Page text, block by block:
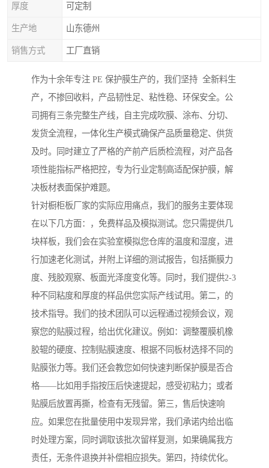
厚度 可定制
生产地 山东德州
销售方式 工厂直销
作为十余年专注 PE 保护膜生产的，我们坚持 全新料生
产，不掺回收料，产品韧性足、粘性稳、环保安全。公
司拥有三条完整生产线，自主完成吹膜、涂布、分切、
发货全流程，一体化生产模式确保产品质量稳定、供货
及时。同时建立了严格的产前产后质检流程，对产品各
项性能指标严格把控，专为行业定制高适配保护膜，解
决板材表面保护难题。
针对橱柜板厂家的实际应用痛点，我们的服务主要体现
在以下几方面：，免费样品及模拟测试。您只需提供几
块样板，我们会在实验室模拟您仓库的温度和湿度，进
行加速老化测试，并附上详细的测试报告，包括撕膜力
度、残胶观察、板面光泽度变化等。同时，我们提供2-3
种不同粘度和厚度的样品供您实际产线试用。第二，的
技术指导。我们的技术团队可以远程通过视频会议，观
察您的贴膜过程，给出优化建议。例如：调整覆膜机橡
胶辊的硬度、控制贴膜速度、根据不同板材选择不同的
贴膜张力等。我们还会教您如何快速判断保护膜是否合
格——比如用手指按压后快速提起，感受初粘力；或者
贴膜后放置再撕，检查有无残留。第三，售后快速响
应。如果您在批量使用中发现异常，我们承诺内给出临
时处理方案，同时调取该批次留样复测，如果确属我方
责任，无条件退换并补偿相应损失。第四，持续优化。